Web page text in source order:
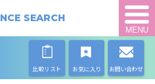
SEARCH
MENU
比較リスト お気に入り お問い合わせ